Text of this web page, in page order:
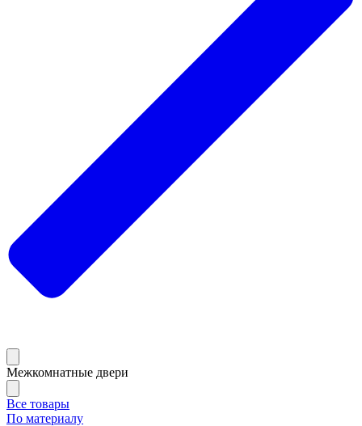
Межкомнатные двери
Все товары
По материалу